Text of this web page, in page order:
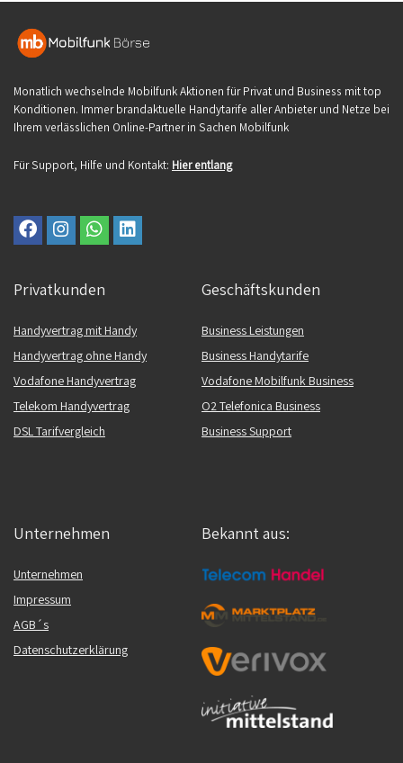
Monatlich wechselnde Mobilfunk Aktionen für Privat und Business mit top
Konditionen. Immer brandaktuelle Handytarife aller Anbieter und Netze bei
Ihrem verlässlichen Online-Partner in Sachen Mobilfunk
Für Support, Hilfe und Kontakt: Hier entlang
Privatkunden
Handyvertrag mit Handy
Handyvertrag ohne Handy
Vodafone Handyvertrag
Telekom Handyvertrag
DSL Tarifvergleich
Geschäftskunden
Business Leistungen
Business Handytarife
Vodafone Mobilfunk Business
O2 Telefonica Business
Business Support
Unternehmen
Unternehmen
Impressum
AGB´s
Datenschutzerklärung
Bekannt aus: